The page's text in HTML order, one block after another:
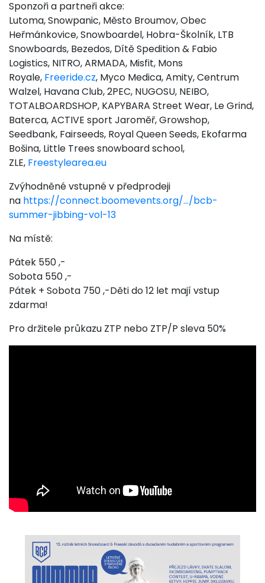
Sponzoři a partneři akce:
Lutoma, Snowpanic, Město Broumov, Obec
Heřmánkovice, Snowboardel, Hobra-Školník, LTB
Snowboards, Bezedos, Dítě Spedition & Fabio
Logistics, NITRO, ARMADA, Misfit, Mons
Royale, Freeride.cz, Myco Medica, Amity, Centrum
Walzel, Havana Club, 2PEC, NUGOSU, NEIBO,
TOTALBOARDSHOP, KAPYBARA Street Wear, Le Grind,
Baterca, ACTIVE sport Jaroměř, Growshop,
Seedbank, Fairseeds, Royal Queen Seeds, Ekofarma
Bošina, Little Trees snowboard school,
ZLE, Freestylearea.eu
Zvýhodněné vstupné v předprodeji
na https://connect.boomevents.org/…/bcb-
summer-jibbing-vol-13
Na místě:
Pátek 550 ,-
Sobota 550 ,-
Pátek + Sobota 750 ,-Děti do 12 let mají vstup
zdarma!
Pro držitele průkazu ZTP nebo ZTP/P sleva 50%